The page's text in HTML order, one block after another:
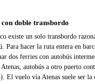
doble transbordo
existe un solo transbordo
Para hacer la ruta entera en
dos ferries con autobús
autobús a otro puerto
El vuelo vía Atenas suele ser la